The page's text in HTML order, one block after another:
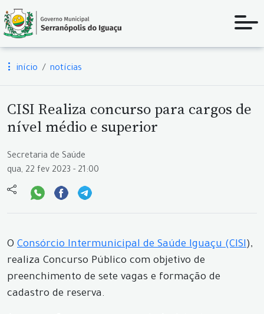
início notícias
CISI Realiza concurso para cargos de
nível médio e superior
Secretaria de Saúde
qua, 22 fev 2023 - 21:00
O Consórcio Intermunicipal de Saúde Iguaçu (CISI),
realiza Concurso Público com objetivo de
preenchimento de sete vagas e formação de
cadastro de reserva.